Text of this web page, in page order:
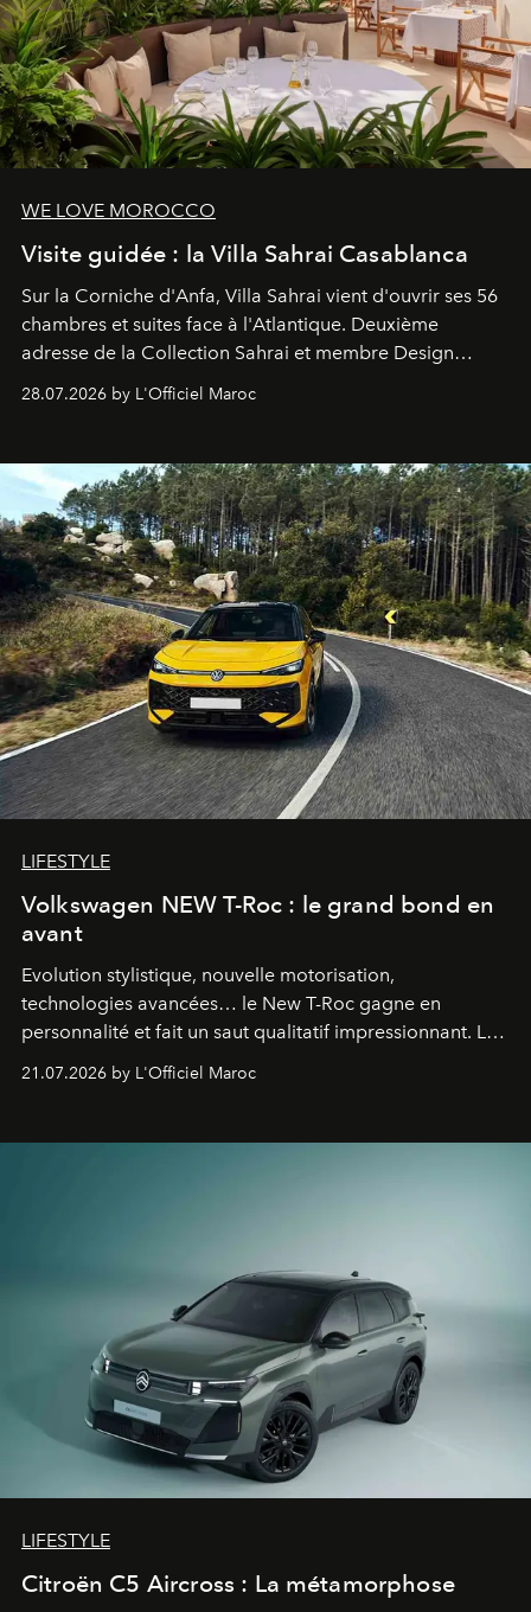
WE LOVE MOROCCO
Visite guidée : la Villa Sahrai Casablanca
Sur la Corniche d'Anfa, Villa Sahrai vient d'ouvrir ses 56
chambres et suites face à l'Atlantique. Deuxième
adresse de la Collection Sahrai et membre Design
Hotels, ce boutique-hôtel cinq étoiles signé Christophe
Pillet promet un lieu de vie complet. On y a déjeuné…
28.07.2026 by L'Officiel Maroc
LIFESTYLE
Volkswagen NEW T-Roc : le grand bond en
avant
Evolution stylistique, nouvelle motorisation,
technologies avancées… le New T-Roc gagne en
personnalité et fait un saut qualitatif impressionnant. Le
constructeur allemand a revu en profondeur son SUV
fétiche pour le rendre plus premium. Et le pari semble
21.07.2026 by L'Officiel Maroc
LIFESTYLE
Citroën C5 Aircross : La métamorphose